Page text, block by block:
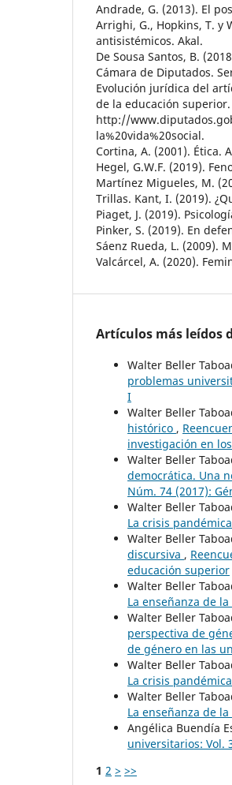
Andrade, G. (2013). El
Arrighi, G., Hopkins, T. y
antisistémicos. Akal.
De Sousa Santos, B.
Cámara de Diputados.
Evolución jurídica del
de la educación superior.
http://
la%20vida%20social.
Cortina, A. (2001). Ética.
Hegel, G.W.F. (2019).
Martínez Migueles, M.
Trillas. Kant, I. (2019).
Piaget, J. (2019).
Pinker, S. (2019). En
Sáenz Rueda, L. (2009).
Valcárcel, A. (2020).
Artículos más leídos
Walter Beller
problemas
I
Walter Beller
histórico ,
investigación en
Walter Beller
democrática. Una
Núm. 74 (2017):
Walter Beller
La crisis
Walter Beller
discursiva ,
educación superior
Walter Beller
La enseñanza de
Walter Beller
perspectiva de
de género en las
Walter Beller
La crisis
Walter Beller
La enseñanza de
Angélica Buendía
universitarios: Vol.
1 2 > >>